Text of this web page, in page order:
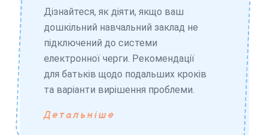
Дізнайтеся, як діяти, якщо ваш
дошкільний навчальний заклад не
підключений до системи
електронної черги. Рекомендації
для батьків щодо подальших кроків
та варіанти вирішення проблеми.
Детальніше